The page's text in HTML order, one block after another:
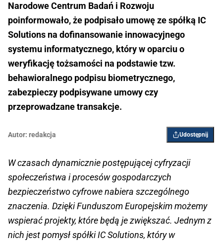
Narodowe Centrum Badań i Rozwoju
poinformowało, że podpisało umowę ze spółką IC
Solutions na dofinansowanie innowacyjnego
systemu informatycznego, który w oparciu o
weryfikację tożsamości na podstawie tzw.
behawioralnego podpisu biometrycznego,
zabezpieczy podpisywane umowy czy
przeprowadzane transakcje.
Autor: redakcja Udostępnij
W czasach dynamicznie postępującej cyfryzacji
społeczeństwa i procesów gospodarczych
bezpieczeństwo cyfrowe nabiera szczególnego
znaczenia. Dzięki Funduszom Europejskim możemy
wspierać projekty, które będą je zwiększać. Jednym z
nich jest pomysł spółki IC Solutions, który w